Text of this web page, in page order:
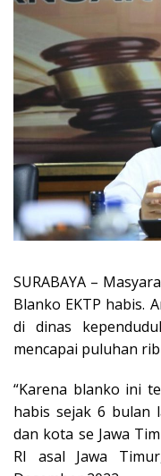
SURABAYA –
Blanko EKTP habis.
di dinas
mencapai puluhan
“Karena blanko ini
habis sejak 6 bulan
dan kota se Jawa
RI asal Jawa